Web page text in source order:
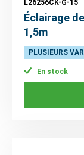
L26256CK-G-15
Éclairage
1,5m
PLUSIEURS
En stock